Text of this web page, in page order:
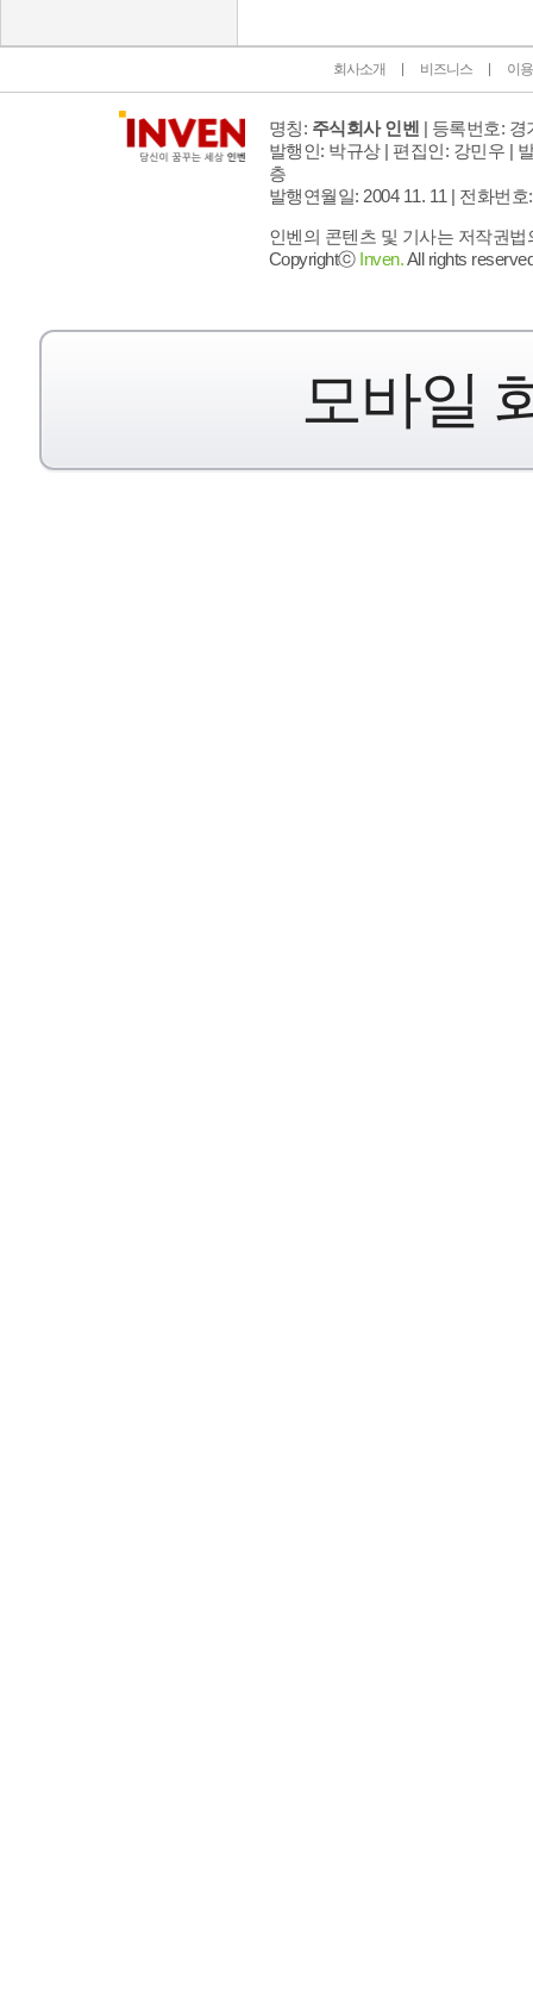
회사소개 비즈니스 이
명칭: 주식회사 인벤 | 등록번호: 경
발행인: 박규상 | 편집인: 강민우 |
층
발행연월일: 2004 11. 11 | 전화번호
인벤의 콘텐츠 및 기사는 저작권
Copyrightⓒ Inven.All rights
모바일